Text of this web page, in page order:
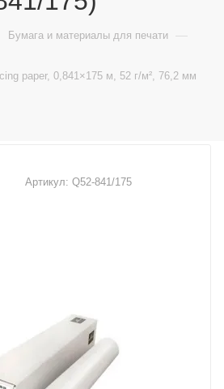
Бумага и материалы для печати —
paper, 0,841×175 м, 52 г/м², 76,2 мм
Артикул: Q52-841/175